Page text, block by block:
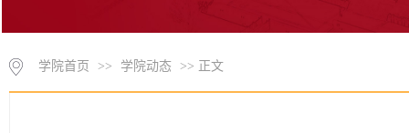
学院首页 >> 学院动态 >> 正文